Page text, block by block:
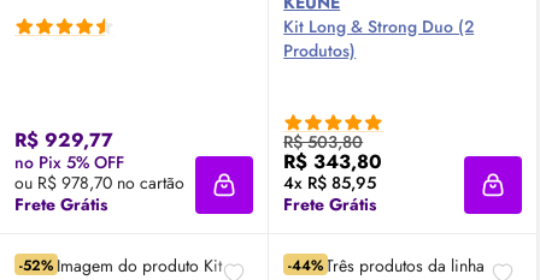
R$ 929,77
no Pix 5% OFF
ou R$ 978,70 no cartão
Frete Grátis
Adicionar à sacola
Kit Long & Strong Duo (2
Produtos)
R$ 503,80
R$ 343,80
4x R$ 85,95
Frete Grátis
-52% -44%